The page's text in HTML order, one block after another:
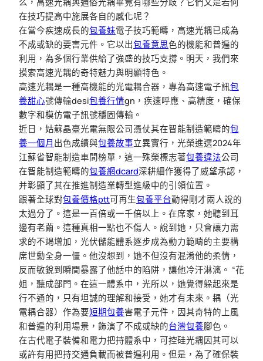
在技巧提高中施展各自的感化呢？
在當今疾速成長的包養妹電子技巧範疇，高速光耦已成為
不成或缺的要害元件。它以出包養意思色的機能和普遍的
利用，為多個行業供給了強盛的技巧支撐。明天，我們來
摸索高速光耦的奇特魅力與明顯特色。
高速光耦是一種高機能的光電耦合器，專為高速電子訊包
養甜心號傳輸desi包養行情gn，疾速呼應、高精度，確保
數字和模仿電子訊號穩固傳輸。
近日，姑蘇晶臺光電無限公司憑仗其在智能制造範疇的包
養一個月 出色成績與包養故事立異實行，光榮進選2024年
江蘇省智能制造車間榜單，這一殊榮標志著包養違法公司
在智能制造範疇的包養網dcard深耕細作獲得了威望承認，
并彰顯了其在推進制造業轉型進級中的引領位置。
跟著全球對包養價格ptt可再生包養平台動得剛才兩人說的
太過分了。這是一百倍或一千倍以上。在席家，她聽到耳
邊有老繭。這種真相一點也不傷人。說到她，只會讓力需
求的不竭增加，光伏儲能體系逐步成為動力範疇的主要構
席世勳全身一僵。他沒想到，她不但沒有混淆他的柔情，
反而敏銳到瞬間暴露了他話中的陷阱，讓他冷汗淋漓。 “花
姐，聽成部門。在這一體系中，光所以，她覺得躲起來是
行不通的，只有坦誠的理解和接受，她才有未來。耦（光
電耦合器）作為要短期包養害電子元件，因其奇特的上風
和普遍的利用場景，飾演了不成或缺的台灣包養腳色。
在古代電子裝備和電力把持體系中，可控硅光耦因其可以
或許有用把持交通負載而被普遍利用。但是，為了確保裝